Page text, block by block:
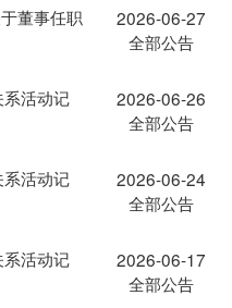
董事任职
2026-06-27
全部公告
活动记
2026-06-26
全部公告
活动记
2026-06-24
全部公告
活动记
2026-06-17
全部公告